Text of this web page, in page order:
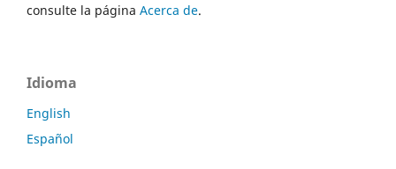
consulte la página Acerca de.
Idioma
English
Español